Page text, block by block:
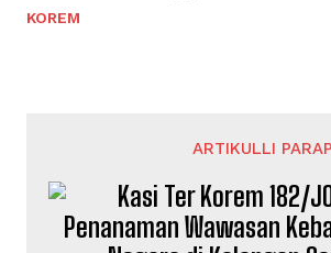
KOREM
ARTIKULLI